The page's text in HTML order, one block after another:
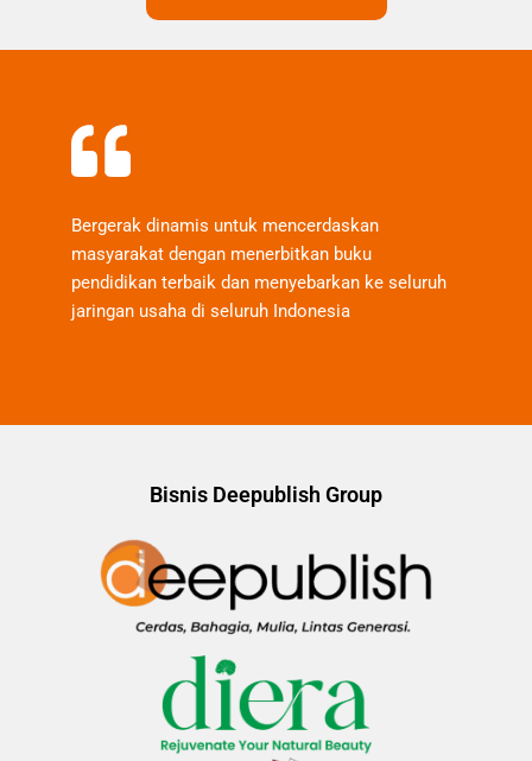
Bergerak dinamis untuk mencerdaskan
masyarakat dengan menerbitkan buku
pendidikan terbaik dan menyebarkan ke seluruh
jaringan usaha di seluruh Indonesia
Bisnis Deepublish Group